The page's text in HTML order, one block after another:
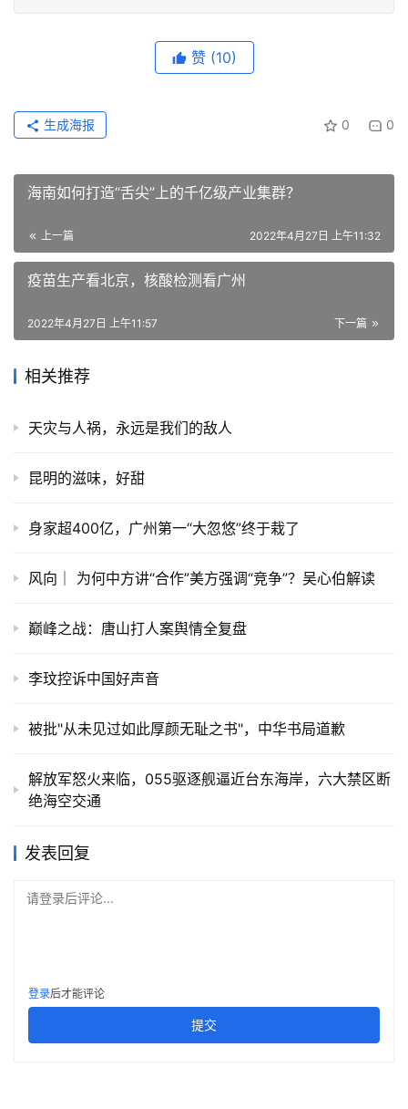
赞 (10)
0 0
生成海报
海南如何打造“舌尖”上的千亿级产业集群？
上一篇 2022年4月27日 上午11:32
疫苗生产看北京​，核酸检测看广州
下一篇
2022年4月27日 上午11:57
相关推荐
天灾与人祸，永远是我们的敌人
昆明的滋味，好甜
身家超400亿，广州第一“大忽悠”终于栽了
风向｜ 为何中方讲“合作”美方强调“竞争”？吴心伯解读
巅峰之战：唐山打人案舆情全复盘
李玟控诉中国好声音
被批"从未见过如此厚颜无耻之书"，中华书局道歉
解放军怒火来临，055驱逐舰逼近台东海岸，六大禁区断
绝海空交通
发表回复
请登录后评论...
登录后才能评论
提交